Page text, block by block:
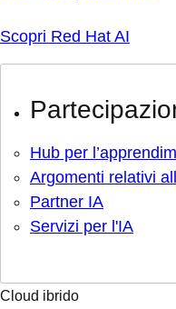
Scopri Red Hat AI
Hub per
Argomenti relativi
Partner IA
Servizi per l'IA
Cloud ibrido